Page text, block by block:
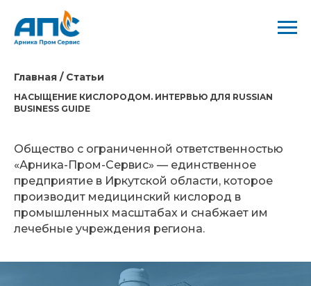
Главная / Статьи
НАСЫЩЕНИЕ КИСЛОРОДОМ. ИНТЕРВЬЮ ДЛЯ RUSSIAN
BUSINESS GUIDE
Общество с ограниченной ответственностью
«Арника-Пром-Сервис» — единственное
предприятие в Иркутской области, которое
производит медицинский кислород в
промышленных масштабах и снабжает им
лечебные учреждения региона.